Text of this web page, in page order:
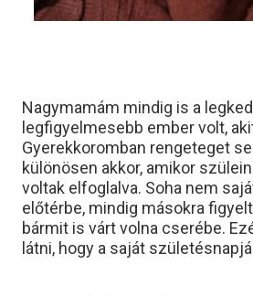
Nagymamám mindig is a
legfigyelmesebb ember volt,
Gyerekkoromban rengeteget
különösen akkor, amikor
voltak elfoglalva. Soha nem
előtérbe, mindig másokra
bármit is várt volna cserébe.
látni, hogy a saját